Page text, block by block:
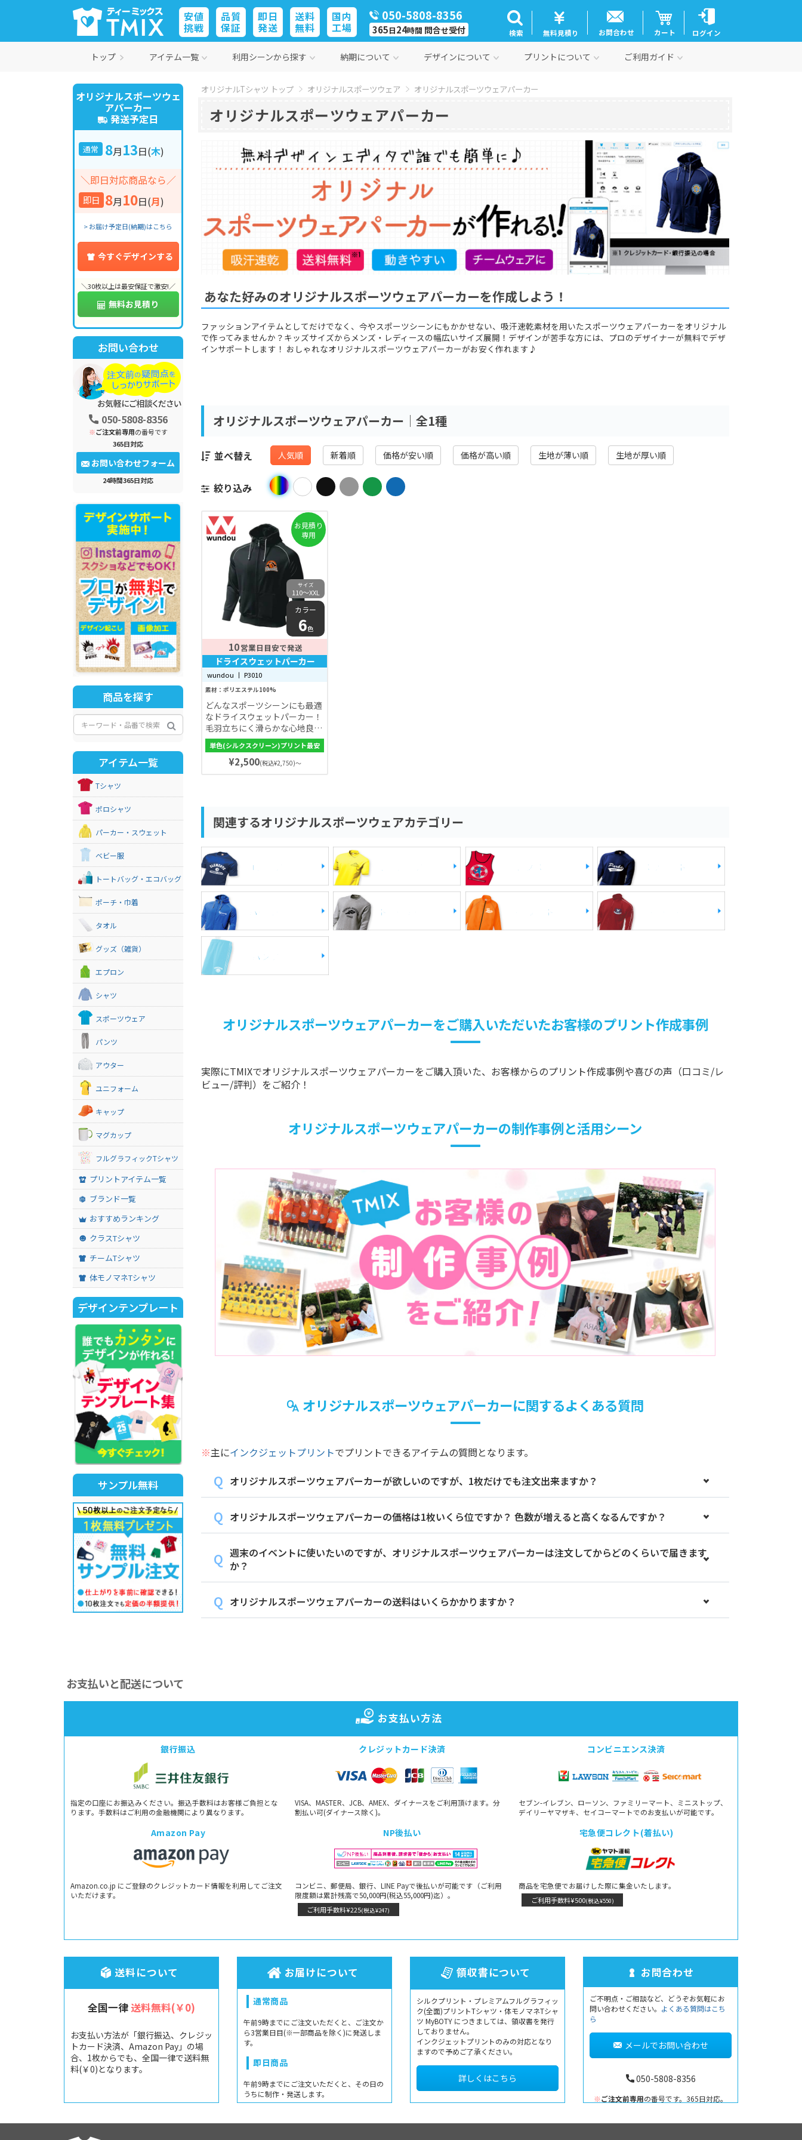
050-5808-8356
365日24時間 問合せ受付
安値
挑戦
品質
保証
即日
発送
送料
無料
国内
工場 検索 無料見積り お問合わせ カート ログイン
トップ アイテム一覧 利用シーンから探す 納期について デザインについて プリントについて ご利用ガイド
オリジナルTシャツ トップ オリジナルスポーツウェア オリジナルスポーツウェアパーカー
オリジナルスポーツウェアパーカー
あなた好みのオリジナルスポーツウェアパーカーを作成しよう！
ファッションアイテムとしてだけでなく、今やスポーツシーンにもかかせない、吸汗速乾素材を用いたスポーツウェアパーカーをオリジナル
で作ってみませんか？キッズサイズからメンズ・レディースの幅広いサイズ展開！デザインが苦手な方には、プロのデザイナーが無料でデザ
インサポートします！ おしゃれなオリジナルスポーツウェアパーカーがお安く作れます♪
オリジナルスポーツウェアパーカー│全1種
並べ替え 人気順 新着順 価格が安い順 価格が高い順 生地が薄い順 生地が厚い順
絞り込み
お見積り
専用
サイズ
110〜XXL
カラー
6色
10営業日目安で発送
ドライスウェットパーカー
wundou 丨 P3010
素材：ポリエステル100%
どんなスポーツシーンにも最適
なドライスウェットパーカー！
毛羽立ちにく滑らかな心地良い
着心地でスポーツシーンに捉わ
れず、普段使いにも重宝できる
アイテム！
単色(シルクスクリーン)プリント最安
¥2,500(税込¥2,750)～
関連するオリジナルスポーツウェアカテゴリー
Tシャツ ビブス スウェット
パーカー トレーナー ジャケット
パンツ
オリジナルスポーツウェアパーカーをご購入いただいたお客様のプリント作成事例
実際にTMIXでオリジナルスポーツウェアパーカーをご購入頂いた、お客様からのプリント作成事例や喜びの声（口コミ/レ
ビュー/評判）をご紹介！
オリジナルスポーツウェアパーカーの制作事例と活用シーン
オリジナルスポーツウェアパーカーに関するよくある質問
※主にインクジェットプリントでプリントできるアイテムの質問となります。
オリジナルスポーツウェアパーカーが欲しいのですが、1枚だけでも注文出来ますか？
オリジナルスポーツウェアパーカーの価格は1枚いくら位ですか？ 色数が増えると高くなるんですか？
週末のイベントに使いたいのですが、オリジナルスポーツウェアパーカーは注文してからどのくらいで届きます
か？
オリジナルスポーツウェアパーカーの送料はいくらかかりますか？
オリジナルスポーツウェ
アパーカー
発送予定日
通常 8月13日(木)
＼即日対応商品なら／
即日 8月10日(月)
> お届け予定日(納期)はこちら
今すぐデザインする
＼30枚以上は最安保証で激安!／
無料お見積り
お問い合わせ
050-5808-8356
※ご注文前専用の番号です
365日対応
お問い合わせフォーム
24時間365日対応
商品を探す
アイテム一覧
Tシャツ
ポロシャツ
パーカー・スウェット
ベビー服
トートバッグ・エコバッグ
ポーチ・巾着
タオル
グッズ（雑貨）
エプロン
シャツ
スポーツウェア
パンツ
アウター
ユニフォーム
キャップ
マグカップ
フルグラフィックTシャツ
プリントアイテム一覧
ブランド一覧
おすすめランキング
クラスTシャツ
チームTシャツ
体モノマネTシャツ
デザインテンプレート
サンプル無料
お支払いと配送について
お支払い方法
銀行振込
指定の口座にお振込みください。振込手数料はお客様ご負担とな
ります。手数料はご利用の金融機関により異なります。
クレジットカード決済
VISA、MASTER、JCB、AMEX、ダイナースをご利用頂けます。分
割払い可(ダイナース除く)。
コンビニエンス決済
セブン-イレブン、ローソン、ファミリーマート、ミニストップ、
デイリーヤマザキ、セイコーマートでのお支払いが可能です。
Amazon Pay
Amazon.co.jp にご登録のクレジットカード情報を利用してご注文
いただけます。
NP後払い
コンビニ、郵便局、銀行、LINE Payで後払いが可能です（ご利用
限度額は累計残高で50,000円(税込55,000円)迄）。
ご利用手数料¥225(税込¥247)
宅急便コレクト(着払い)
商品を宅急便でお届けした際に集金いたします。
ご利用手数料¥500(税込¥550)
送料について
全国一律 送料無料(￥0)
お支払い方法が「銀行振込、クレジッ
トカード決済、Amazon Pay」の場
合、1枚からでも、全国一律で送料無
料(￥0)となります。
お届けについて
通常商品
午前9時までにご注文いただくと、ご注文か
ら3営業日目(※一部商品を除く)に発送しま
す。
即日商品
午前9時までにご注文いただくと、その日の
うちに制作・発送します。
領収書について
シルクプリント・プレミアムフルグラフィッ
ク(全面)プリントTシャツ・体モノマネTシャ
ツ MyBOTY につきましては、領収書を発行
しておりません。
インクジェットプリントのみの対応となり
ますので予めご了承ください。
詳しくはこちら
お問合わせ
ご不明点・ご相談など、どうぞお気軽にお
問い合わせください。 よくある質問はこち
ら
メールでお問い合わせ
050-5808-8356
※ご注文前専用の番号です。365日対応。